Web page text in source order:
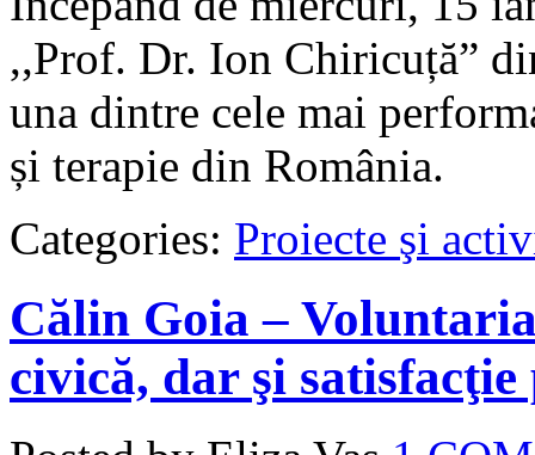
,,Prof. Dr. Ion Chiricuță”
una dintre cele mai
și terapie din România.
Categories: Proiecte şi
Călin Goia –
civică, dar şi satisfacţie